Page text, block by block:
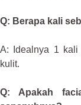
Q: Berapa kali
A: Idealnya 1 kali
kulit.
Q: Apakah